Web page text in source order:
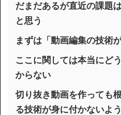
だまだあるが直近の課題
と思う
まずは「動画編集の技術
ここに関しては本当にど
からない
切り抜き動画を作っても
る技術が身に付かないよ